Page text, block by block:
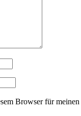
Browser für meinen